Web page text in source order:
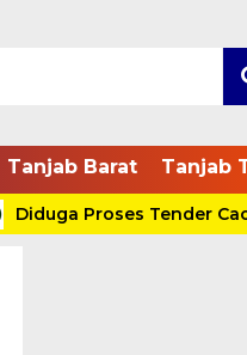
Tanjab Barat Tanjab
Proses Tender Cacat